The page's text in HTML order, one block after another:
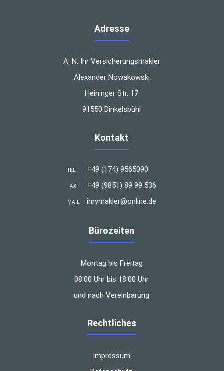
Adresse
A. N. Ihr Versicherungsmakler
Alexander Nowakowski
Heininger Str. 17
91550 Dinkelsbühl
Kontakt
TEL +49 (174) 9565090
FAX +49 (9851) 89 99 536
MAIL ihrvmakler@online.de
Bürozeiten
Montag bis Freitag
08:00 Uhr bis 18:00 Uhr
und nach Vereinbarung
Rechtliches
Impressum